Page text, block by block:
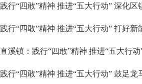
践行“四敢”精神 推进“五大行动” 深化
践行“四敢”精神 推进“五大行动” 打好
直溪镇：践行“四敢”精神 推进“五大行
践行“四敢”精神 推进“五大行动” 鼓足